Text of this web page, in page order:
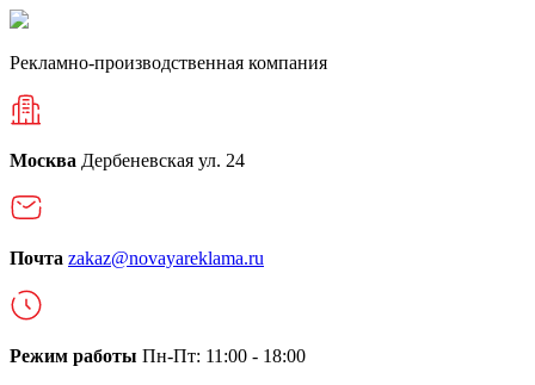
Рекламно-производственная компания
Москва Дербеневская ул. 24
Почта zakaz@novayareklama.ru
Режим работы Пн-Пт: 11:00 - 18:00